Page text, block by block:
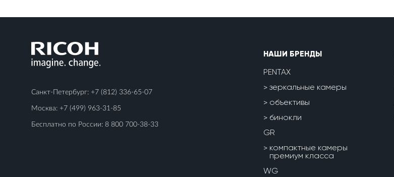
Санкт-Петербург: +7 (812) 336-65-07
Москва: +7 (499) 963-31-85
Бесплатно по России: 8 800 700-38-33
НАШИ БРЕНДЫ
PENTAX
зеркальные камеры
объективы
бинокли
GR
компактные камеры
премиум класса
WG